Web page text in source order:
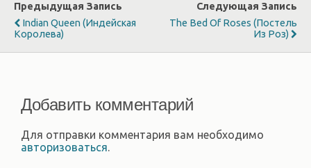
Предыдущая Запись
Indian Queen (Индейская
Королева)
Следующая Запись
The Bed Of Roses (постель
Из Роз)
Добавить комментарий
Для отправки комментария вам необходимо
авторизоваться.